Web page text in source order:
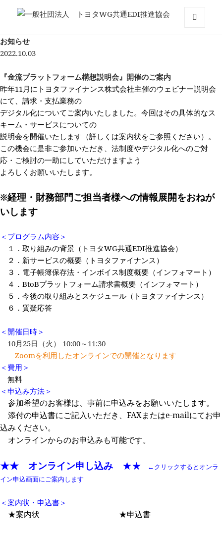
進協会
お知らせ
2022.10.03
『金流プラットフォーム構想説明会』開催のご案内
昨年11月にトヨタファイナンス株式会社主催のウェビナー説明会
にて、請求・支払業務の
デジタル化についてご案内いたしました。今回はその具体的なス
キーム・サービスについての
説明会を開催いたします（詳しくは案内状をご参照ください）。
この機会に是非ご参加いただき、法制度やデジタル化へのご対
応・ご検討の一助にしていただけますよう
よろしくお願いいたします。
※経理・財務部門ご担当者様への情報展開をおねが
いします
＜プログラム内容＞
１．取り組みの背景（トヨタWG共通EDI推進協会）
２．新サービスの概要（トヨタファイナンス）
３．電子帳簿保存法・インボイス制度概要（インフォマート）
４．BtoBプラットフォーム請求書概要（インフォマート）
５．今後の取り組みとスケジュール（トヨタファイナンス）
６．質疑応答
＜開催日時＞
10月25日（火） 10:00～11:30
Zoomを利用したオンラインでの開催となります
＜費用＞
無料
＜申込み方法＞
参加希望のお客様は、事前に申込みをお願いいたします。
添付の申込書にご記入いただき、FAXまたはe-mailにてお申
込みください。
オンラインからのお申込みも可能です。
★★ オンライン申し込み ★★ ←クリックするとオンラ
イン申込画面にご案内します
＜案内状・申込書＞
★案内状 ★申込書